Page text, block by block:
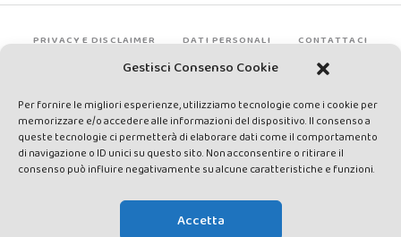
Gestisci Consenso Cookie
Per fornire le migliori esperienze, utilizziamo tecnologie come i cookie per
memorizzare e/o accedere alle informazioni del dispositivo. Il consenso a
queste tecnologie ci permetterà di elaborare dati come il comportamento
di navigazione o ID unici su questo sito. Non acconsentire o ritirare il
consenso può influire negativamente su alcune caratteristiche e funzioni.
Accetta
PRIVACY E DISCLAIMER DATI PERSONALI CONTATTACI
rights reserved - Testata registrata presso il Tribunale di Siena con
autorizzazione n°1 del 12/04/2014 - Direttrice Responsabile: Chiara